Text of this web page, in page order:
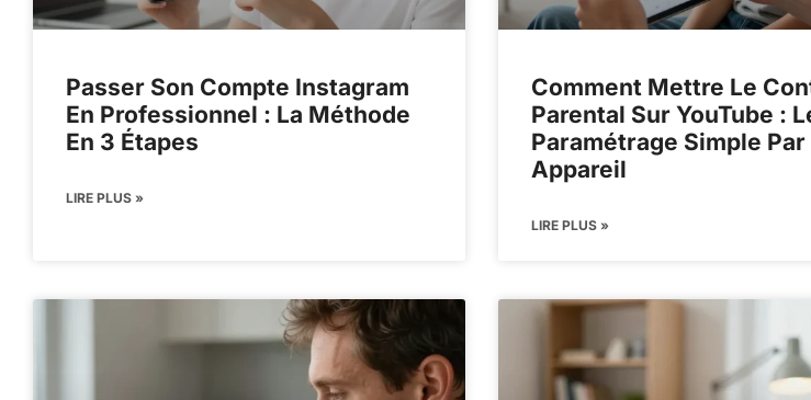
Passer Son Compte Instagram
En Professionnel : La Méthode
En 3 Étapes
LIRE PLUS »
Comment Mettre Le
Parental Sur YouTube :
Paramétrage Simple Par
Appareil
LIRE PLUS »